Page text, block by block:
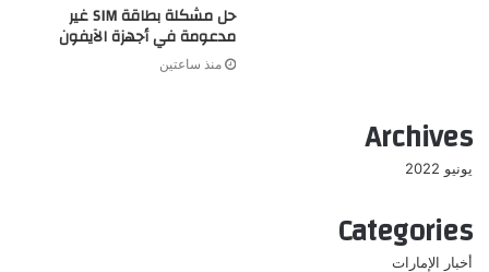
حل مشكلة بطاقة SIM غير
مدعومة في أجهزة الآيفون
منذ ساعتين
Archives
يونيو 2022
Categories
أخبار الإمارات